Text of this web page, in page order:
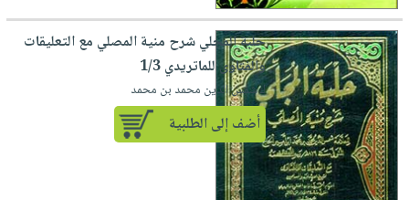
حلبة المجلي شرح منية المصلي مع التعليقات
والفتاوى للماتريدي 1/3
لـ شمس الدين محمد بن محمد
أضف إلى الطلبية